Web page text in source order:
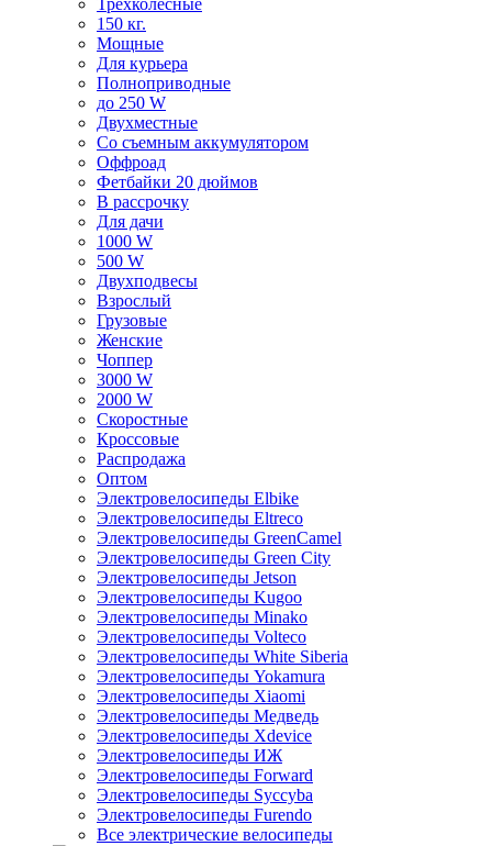
Трехколесные
150 кг.
Мощные
Для курьера
Полноприводные
до 250 W
Двухместные
Со съемным аккумулятором
Оффроад
Фетбайки 20 дюймов
В рассрочку
Для дачи
1000 W
500 W
Двухподвесы
Взрослый
Грузовые
Женские
Чоппер
3000 W
2000 W
Скоростные
Кроссовые
Распродажа
Оптом
Электровелосипеды Elbike
Электровелосипеды Eltreco
Электровелосипеды GreenCamel
Электровелосипеды Green City
Электровелосипеды Jetson
Электровелосипеды Kugoo
Электровелосипеды Minako
Электровелосипеды Volteco
Электровелосипеды White Siberia
Электровелосипеды Yokamura
Электровелосипеды Xiaomi
Электровелосипеды Медведь
Электровелосипеды Xdevice
Электровелосипеды ИЖ
Электровелосипеды Forward
Электровелосипеды Syccyba
Электровелосипеды Furendo
Все электрические велосипеды